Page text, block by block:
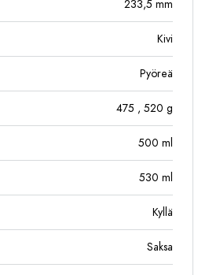
233,5 mm
Kivi
Pyöreä
475 , 520 g
500 ml
530 ml
Kyllä
Saksa